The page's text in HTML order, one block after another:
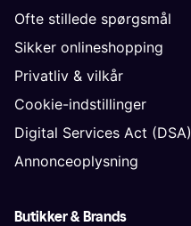
Ofte stillede spørgsmål
Sikker onlineshopping
Privatliv & vilkår
Cookie-indstillinger
Digital Services Act (DSA)
Annonceoplysning
Butikker & Brands